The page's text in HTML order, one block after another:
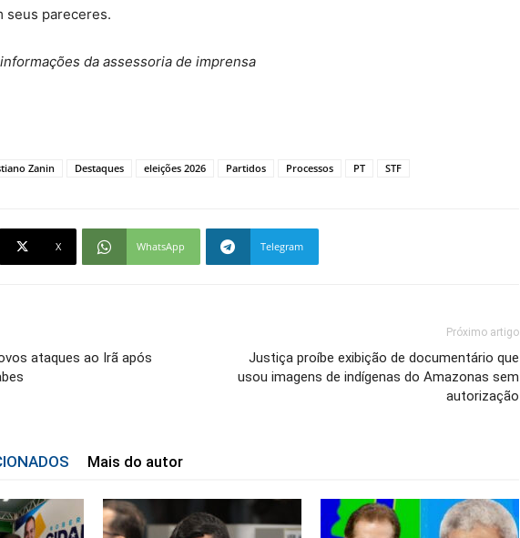
seus pareceres.
da assessoria de imprensa
Zanin Destaques eleições 2026 Partidos Processos PT STF
X WhatsApp Telegram
ataques ao Irã após
Próximo artigo
Justiça proíbe exibição de documentário que
usou imagens de indígenas do Amazonas sem
autorização
Mais do autor